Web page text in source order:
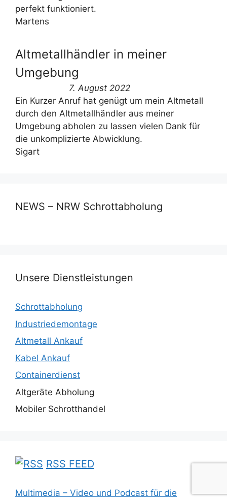
perfekt funktioniert.
Martens
Altmetallhändler in meiner
Umgebung
7. August 2022
Ein Kurzer Anruf hat genügt um mein Altmetall
durch den Altmetallhändler aus meiner
Umgebung abholen zu lassen vielen Dank für
die unkomplizierte Abwicklung.
Sigart
NEWS – NRW Schrottabholung
Unsere Dienstleistungen
Schrottabholung
Industriedemontage
Altmetall Ankauf
Kabel Ankauf
Containerdienst
Altgeräte Abholung
Mobiler Schrotthandel
RSS FEED
Multimedia – Video und Podcast für die